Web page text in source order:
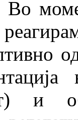
Во
и